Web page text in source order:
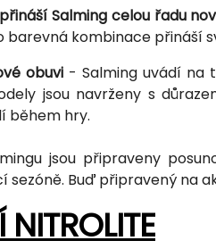
Salming celou řadu
barevná kombinace přináší
obuvi - Salming uvádí na
jsou navrženy s
během hry.
jsou připraveny
sezóně. Buď připravený na
NITROLITE